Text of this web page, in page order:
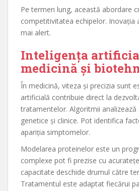
Pe termen lung, această abordare
competitivitatea echipelor. Inovația
mai alert.
Inteligența
medicină și
În medicină, viteza și precizia sunt
artificială contribuie direct la
tratamentelor. Algoritmii
genetice și clinice. Pot identifica
apariția simptomelor.
Modelarea proteinelor este un
complexe pot fi prezise cu
capacitate deschide drumul către
Tratamentul este adaptat fiecărui